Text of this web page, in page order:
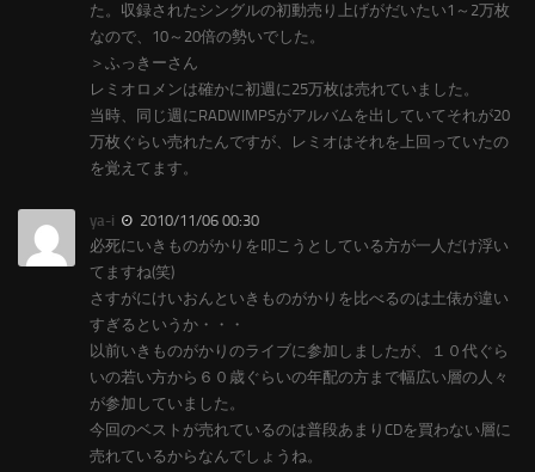
た。収録されたシングルの初動売り上げがだいたい1～2万枚
なので、10～20倍の勢いでした。
＞ふっきーさん
レミオロメンは確かに初週に25万枚は売れていました。
当時、同じ週にRADWIMPSがアルバムを出していてそれが20
万枚ぐらい売れたんですが、レミオはそれを上回っていたの
を覚えてます。
ya-i
2010/11/06 00:30
必死にいきものがかりを叩こうとしている方が一人だけ浮い
てますね(笑)
さすがにけいおんといきものがかりを比べるのは土俵が違い
すぎるというか・・・
以前いきものがかりのライブに参加しましたが、１０代ぐら
いの若い方から６０歳ぐらいの年配の方まで幅広い層の人々
が参加していました。
今回のベストが売れているのは普段あまりCDを買わない層に
売れているからなんでしょうね。